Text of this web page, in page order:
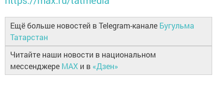
Ещё больше новостей в Telegram-канале Бугульма
Татарстан
Читайте наши новости в национальном
мессенджере MAX и в «Дзен»